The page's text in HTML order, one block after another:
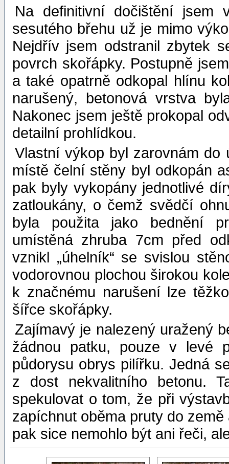
Na definitivní dočištění jsem
sesutého břehu už je mimo
Nejdřív jsem odstranil zbytek
povrch skořápky. Postupně
a také opatrně odkopal hlínu
narušený, betonová vrstva
Nakonec jsem ještě prokopal
detailní prohlídkou.
Vlastní výkop byl zarovnám do
místě čelní stěny byl odkopán
pak byly vykopány jednotlivé
zatloukány, o čemž svědčí
byla použita jako bednění
umístěná zhruba 7cm před
vznikl „úhelník“ se svislou
vodorovnou plochou širokou
k značnému narušení lze
šířce skořápky.
Zajímavý je nalezený uražený
žádnou patku, pouze v levé
půdorysu obrys pilířku. Jedná
z dost nekvalitního betonu.
spekulovat o tom, že při
zapíchnut oběma pruty do
pak sice nemohlo být ani řeči,